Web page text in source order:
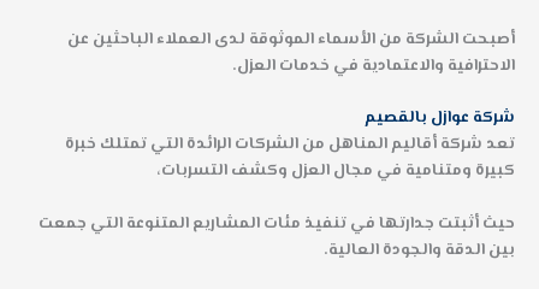
أصبحت الشركة من الأسماء الموثوقة لدى العملاء الباحثين عن
الاحترافية والاعتمادية في خدمات العزل.
شركة عوازل بالقصيم
تعد شركة أقاليم المناهل من الشركات الرائدة التي تمتلك خبرة
كبيرة ومتنامية في مجال العزل وكشف التسربات،
حيث أثبتت جدارتها في تنفيذ مئات المشاريع المتنوعة التي جمعت
بين الدقة والجودة العالية.